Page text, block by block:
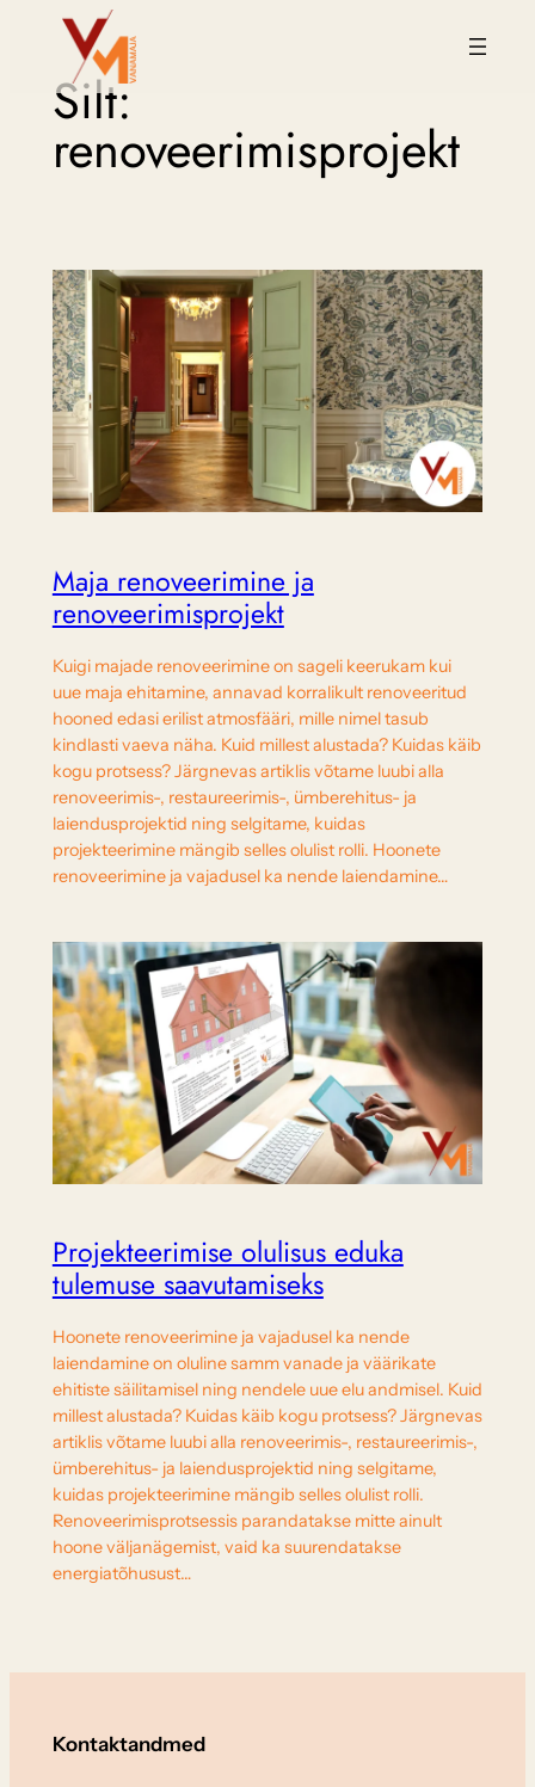
juurdeSilt:
renoveerimisprojekt
Maja renoveerimine ja
renoveerimisprojekt
Kuigi majade renoveerimine on sageli keerukam kui
uue maja ehitamine, annavad korralikult renoveeritud
hooned edasi erilist atmosfääri, mille nimel tasub
kindlasti vaeva näha. Kuid millest alustada? Kuidas käib
kogu protsess? Järgnevas artiklis võtame luubi alla
renoveerimis-, restaureerimis-, ümberehitus- ja
laiendusprojektid ning selgitame, kuidas
projekteerimine mängib selles olulist rolli. Hoonete
renoveerimine ja vajadusel ka nende laiendamine…
Projekteerimise olulisus eduka
tulemuse saavutamiseks
Hoonete renoveerimine ja vajadusel ka nende
laiendamine on oluline samm vanade ja väärikate
ehitiste säilitamisel ning nendele uue elu andmisel. Kuid
millest alustada? Kuidas käib kogu protsess? Järgnevas
artiklis võtame luubi alla renoveerimis-, restaureerimis-,
ümberehitus- ja laiendusprojektid ning selgitame,
kuidas projekteerimine mängib selles olulist rolli.
Renoveerimisprotsessis parandatakse mitte ainult
hoone väljanägemist, vaid ka suurendatakse
energiatõhusust…
Kontaktandmed